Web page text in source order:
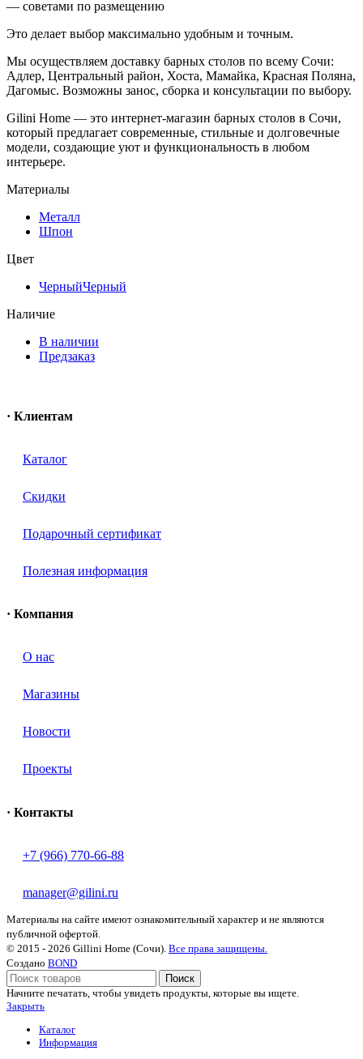
— советами по размещению
Это делает выбор максимально удобным и точным.
Мы осуществляем доставку барных столов по всему Сочи:
Адлер, Центральный район, Хоста, Мамайка, Красная Поляна,
Дагомыс. Возможны занос, сборка и консультации по выбору.
Gilini Home — это интернет-магазин барных столов в Сочи,
который предлагает современные, стильные и долговечные
модели, создающие уют и функциональность в любом
интерьере.
Материалы
Металл
Шпон
Цвет
ЧерныйЧерный
Наличие
В наличии
Предзаказ
· Клиентам
Каталог
Скидки
Подарочный сертификат
Полезная информация
· Компания
О нас
Магазины
Новости
Проекты
· Контакты
+7 (966) 770-66-88
manager@gilini.ru
Материалы на сайте имеют ознакомительный характер и не являются
публичной офертой.
© 2015 - 2026 Gillini Home (Сочи). Все права защищены.
Создано BOND
Поиск
Начните печатать, чтобы увидеть продукты, которые вы ищете.
Закрыть
Каталог
Информация